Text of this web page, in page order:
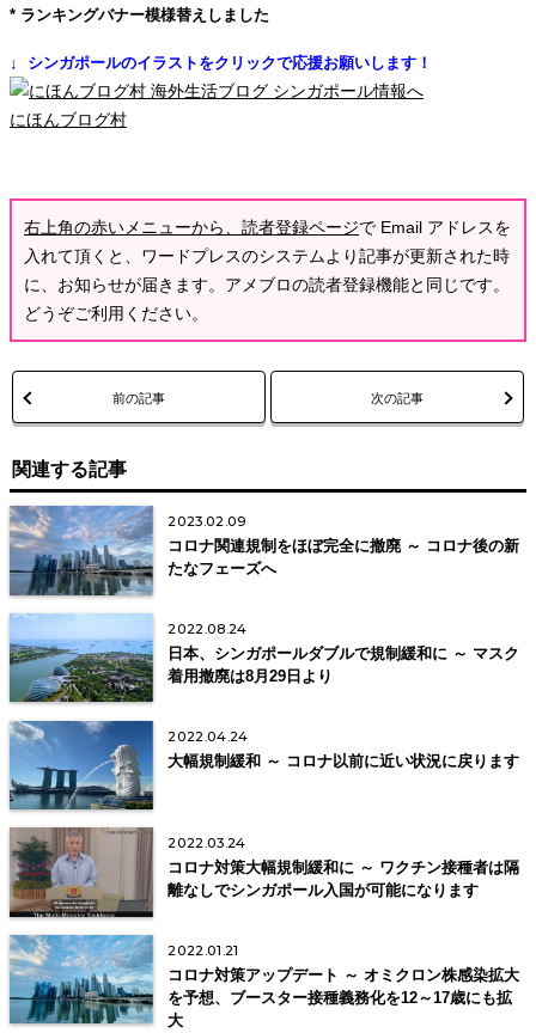
* ランキングバナー模様替えしました
↓ シンガポールのイラストをクリックで応援お願いします！
にほんブログ村
右上角の赤いメニューから、読者登録ページで Email アドレスを
入れて頂くと、ワードプレスのシステムより記事が更新された時
に、お知らせが届きます。アメブロの読者登録機能と同じです。
どうぞご利用ください。
前の記事 次の記事
関連する記事
2023.02.09
コロナ関連規制をほぼ完全に撤廃 ～ コロナ後の新
たなフェーズへ
2022.08.24
日本、シンガポールダブルで規制緩和に ～ マスク
着用撤廃は8月29日より
2022.04.24
大幅規制緩和 ～ コロナ以前に近い状況に戻ります
2022.03.24
コロナ対策大幅規制緩和に ～ ワクチン接種者は隔
離なしでシンガポール入国が可能になります
2022.01.21
コロナ対策アップデート ～ オミクロン株感染拡大
を予想、ブースター接種義務化を12～17歳にも拡
大